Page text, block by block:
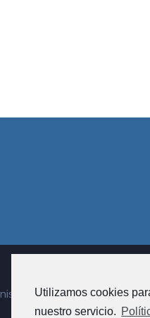
de fincas na
Utilizamos cookies
nuestro servicio.